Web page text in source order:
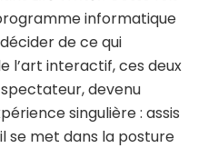
informatique
de ce qui
l’art interactif, ces deux
devenu
singulière : assis
se met dans la posture